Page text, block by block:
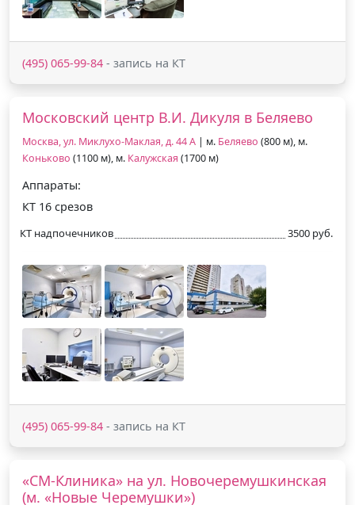
(495) 065-99-84 - запись на КТ
Московский центр В.И. Дикуля в Беляево
Москва, ул. Миклухо-Маклая, д. 44 А | м. Беляево (800 м), м.
Коньково (1100 м), м. Калужская (1700 м)
Аппараты:
КТ 16 срезов
КТ надпочечников 3500 руб.
(495) 065-99-84 - запись на КТ
«СМ-Клиника» на ул. Новочеремушкинская
(м. «Новые Черемушки»)